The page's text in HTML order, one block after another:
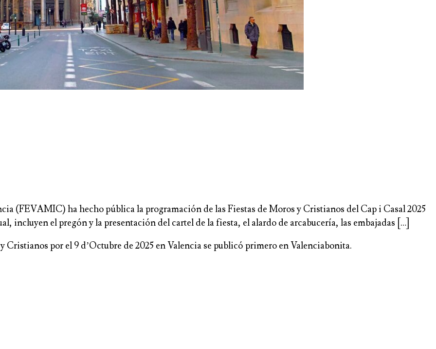
(FEVAMIC) ha hecho pública la programación de las Fiestas de Moros y Cristianos del Cap i Casal 2025
incluyen el pregón y la presentación del cartel de la fiesta, el alardo de arcabucería, las embajadas […]
por el 9 d’Octubre de 2025 en Valencia se publicó primero en Valenciabonita.